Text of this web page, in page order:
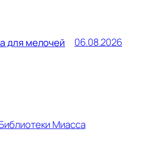
для мелочей 06.08.2026
Миасса